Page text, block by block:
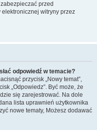
przed
elektronicznej witryny przez
odpowiedź w temacie?
przycisk „Nowy temat”,
„Odpowiedz”. Być może, że
się zarejestrować. Na dole
lista uprawnień użytkownika
nowe tematy, Możesz dodawać